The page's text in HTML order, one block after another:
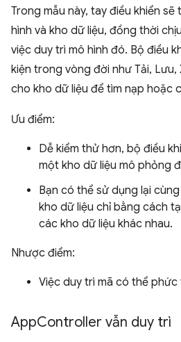
Trong mẫu này, tay điều khiển sẽ
hình và kho dữ liệu, đồng thời
việc duy trì mô hình đó. Bộ điều
kiện trong vòng đời như Tải, Lưu,
cho kho dữ liệu để tìm nạp hoặc
Ưu điểm:
Dễ kiểm thử hơn, bộ điều
một kho dữ liệu mô phỏng
Bạn có thể sử dụng lại
kho dữ liệu chỉ bằng cách
các kho dữ liệu khác nhau.
Nhược điểm:
Việc duy trì mã có thể phức
AppController vẫn duy trì